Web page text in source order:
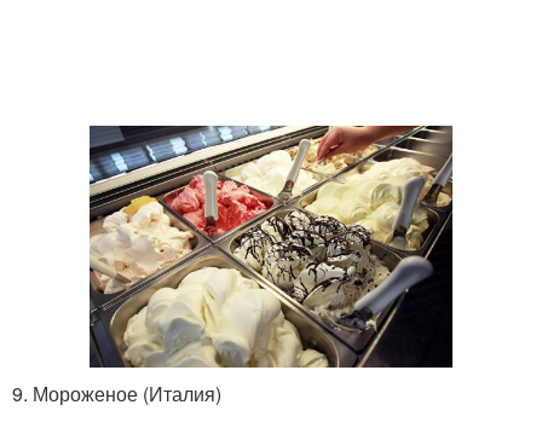
9. Мороженое (Италия)